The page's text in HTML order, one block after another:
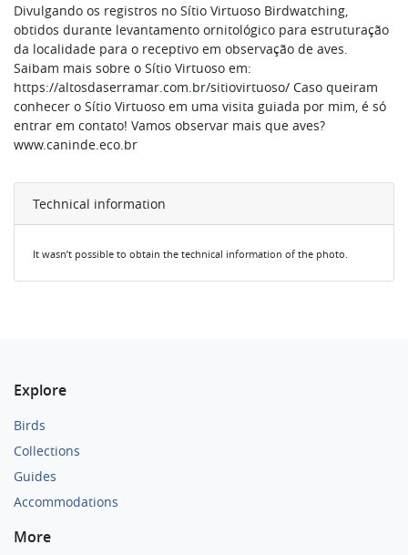
Divulgando os registros no Sítio Virtuoso Birdwatching,
obtidos durante levantamento ornitológico para estruturação
da localidade para o receptivo em observação de aves.
Saibam mais sobre o Sítio Virtuoso em:
https://altosdaserramar.com.br/sitiovirtuoso/ Caso queiram
conhecer o Sítio Virtuoso em uma visita guiada por mim, é só
entrar em contato! Vamos observar mais que aves?
www.caninde.eco.br
Technical information
It wasn’t possible to obtain the technical information of the photo.
Explore
Birds
Collections
Guides
Accommodations
More